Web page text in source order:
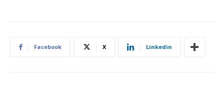
Facebook X Linkedin